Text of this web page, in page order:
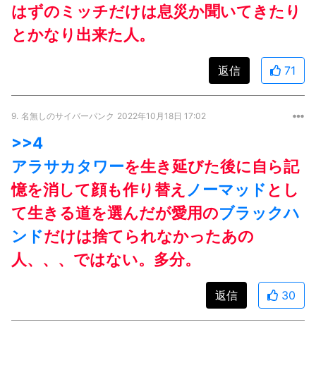
はずのミッチだけは息災か聞いてきたり
とかなり出来た人。
返信 71
9. 名無しのサイバーパンク 2022年10月18日 17:02
>>4
アラサカタワーを生き延びた後に自ら記
憶を消して顔も作り替え ノーマッドとし
て生きる道を選んだが愛用のブラックハ
ンドだけは捨てられなかったあの
人、、、ではない。多分。
返信 30